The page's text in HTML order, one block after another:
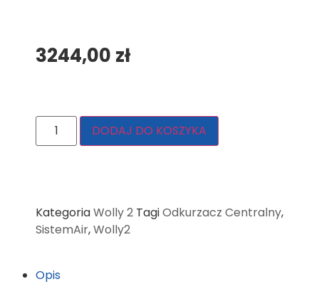
3244,00 zł
DODAJ DO KOSZYKA
KategoriaWolly 2 TagiOdkurzacz Centralny,
SistemAir,Wolly2
Opis